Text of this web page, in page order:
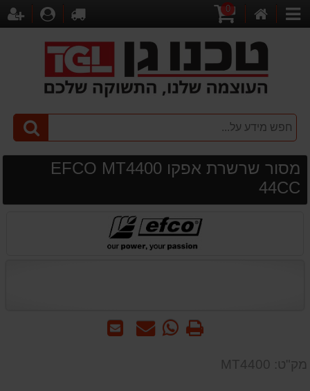
קטגוריות
הבית
0
לקופה
מסור שרשרת אפקו EFCO MT4400
44CC
שלח
שאל WhatsApp
מק"ט: MT4400